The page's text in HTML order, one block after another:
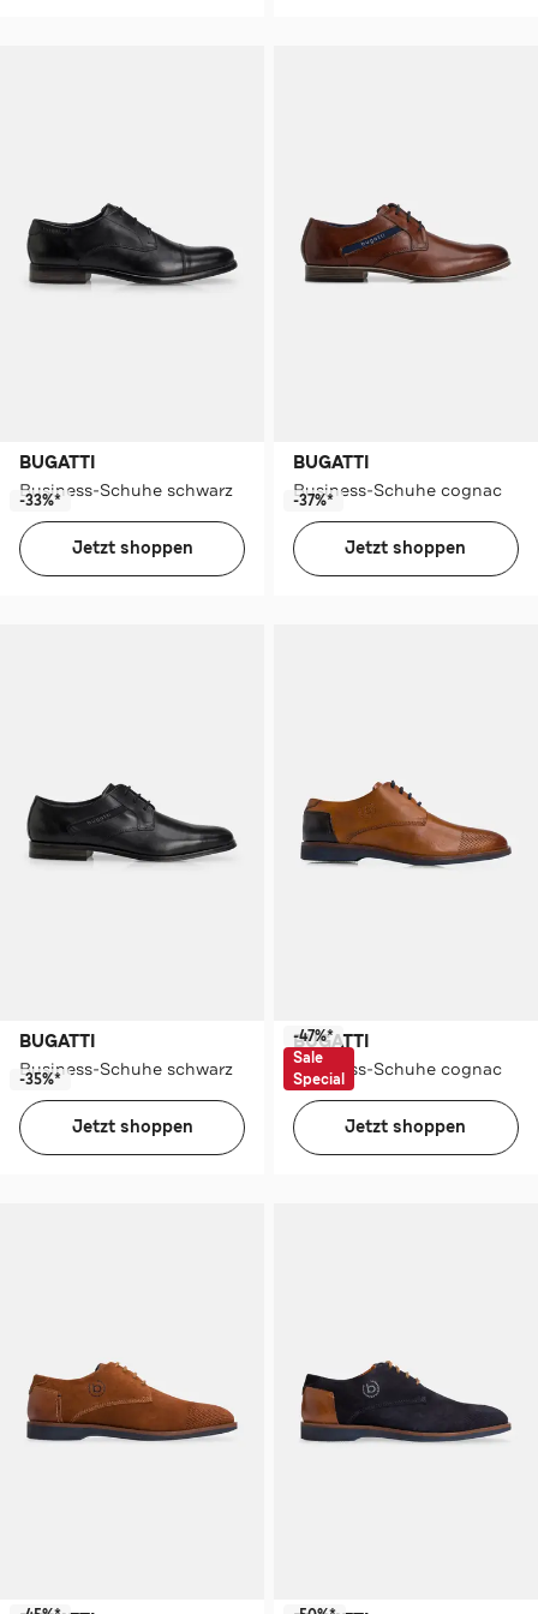
BUGATTI
Business-Schuhe schwarz
-33%*
Jetzt shoppen
BUGATTI
Business-Schuhe cognac
-37%*
Jetzt shoppen
BUGATTI
Business-Schuhe schwarz
-35%*
Jetzt shoppen
BUGATTI
Business-Schuhe cognac
-47%*
Sale
Special
Jetzt shoppen